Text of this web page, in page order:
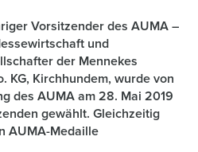
Vorsitzender des AUMA –
und
der Mennekes
KG, Kirchhundem, wurde von
des AUMA am 28. Mai 2019
gewählt. Gleichzeitig
AUMA-Medaille